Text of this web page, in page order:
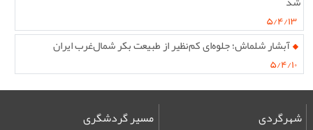
۵/۴/۱۳
آبشار شلماش؛ جلوه‌ای کم‌نظیر از طبیعت بکر شمال‌غرب ایران
۵/۴/۱۰
شهرگردی
مسیر گردشگری